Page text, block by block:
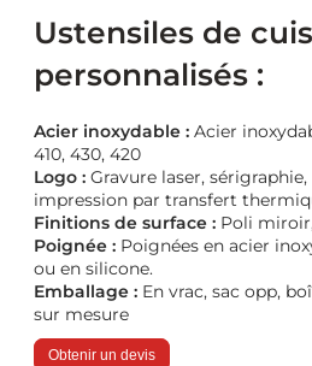
Ustensiles de
personnalisés :
Acier inoxydable : Acier
410, 430, 420
Logo : Gravure laser,
impression par transfert
Finitions de surface : Poli
Poignée : Poignées en acier
ou en silicone.
Emballage : En vrac, sac opp,
sur mesure
Obtenir un devis